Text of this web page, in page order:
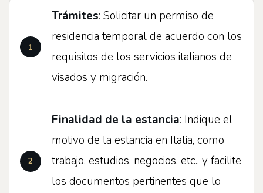
Trámites: Solicitar un permiso de
residencia temporal de acuerdo con los
requisitos de los servicios italianos de
visados y migración.
Finalidad de la estancia: Indique el
motivo de la estancia en Italia, como
trabajo, estudios, negocios, etc., y facilite
los documentos pertinentes que lo